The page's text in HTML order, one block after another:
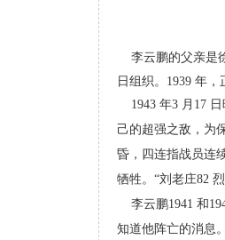
儿
七
李云鹏的父亲是
日组织。1939 年
1943 年3 月17 日
己的超强之敌，为
昏，四连指战员连
牺牲。“刘老庄82
李云鹏1941 和
知道他阵亡的消息